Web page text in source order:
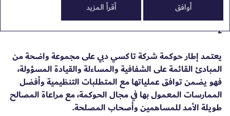
إطار الحوكمة
يعتمد إطار حوكمة شركة تاكسي دبي على مجموعة واضحة من
المبادئ القائمة على الشفافية والمساءلة والقيادة المسؤولة،
فهو يضمن توافق عملياتها مع المتطلبات التنظيمية وأفضل
الممارسات المعمول بها في مجال الحوكمة، مع مراعاة المصالح
طويلة الأمد للمساهمين وأصحاب المصلحة.
أوافق
أقرأ المزيد